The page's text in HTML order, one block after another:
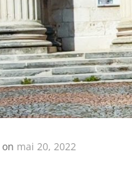
on mai 20, 2022